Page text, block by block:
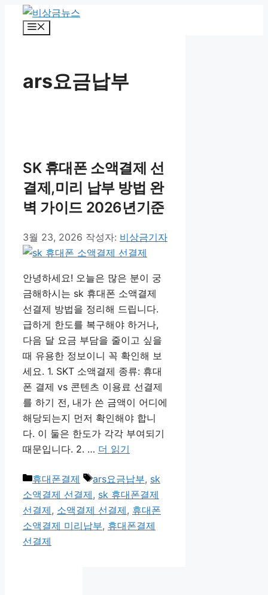
뉴
ars요금납부
SK 휴대폰 소액결제 선
결제,미리 납부 방법 완
벽 가이드 2026년기준
3월 23, 2026 작성자: 비상금기자
안녕하세요! 오늘은 많은 분이 궁
금해하시는 sk 휴대폰 소액결제
선결제 방법을 정리해 드립니다.
급하게 한도를 복구해야 하거나,
다음 달 요금 부담을 줄이고 싶을
때 유용한 정보이니 꼭 확인해 보
세요. 1. SKT 소액결제 종류: 휴대
폰 결제 vs 콘텐츠 이용료 선결제
를 하기 전, 내가 쓴 금액이 어디에
해당되는지 먼저 확인해야 합니
다. 이 둘은 한도가 각각 부여되기
때문입니다. 2. … 더 읽기
카
테
고
리
휴대폰결제
태
그
ars요금납부, sk
소액결제 선결제, sk 휴대폰결제
선결제, 소액결제 선결제, 휴대폰
소액결제 미리납부, 휴대폰결제
선결제